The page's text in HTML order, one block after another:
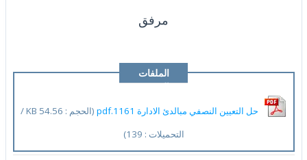
مرفق
الملفات
المرفقة
حل التعيين النصفي مبالدئ الادارة 1161.pdf
(الحجم : 54.56 KB /
التحميلات : 139)